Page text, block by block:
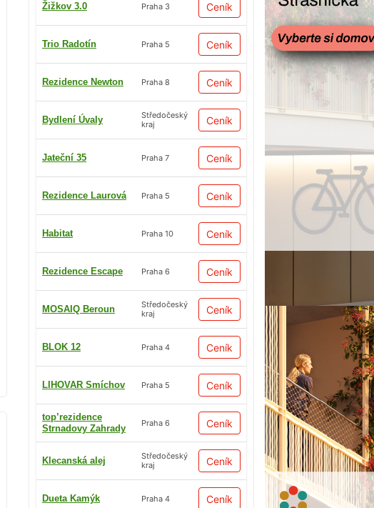
Žižkov 3.0 Praha 3 Ceník
Trio Radotín Praha 5 Ceník
Rezidence Newton Praha 8 Ceník
Bydlení Úvaly
Středočeský
kraj
Ceník
Jateční 35 Praha 7 Ceník
Rezidence Laurová Praha 5 Ceník
Habitat Praha 10 Ceník
Rezidence Escape Praha 6 Ceník
MOSAIQ Beroun
Středočeský
kraj
Ceník
BLOK 12 Praha 4 Ceník
LIHOVAR Smíchov Praha 5 Ceník
top’rezidence
Strnadovy Zahrady
Praha 6 Ceník
Klecanská alej
Středočeský
kraj
Ceník
Dueta Kamýk Praha 4 Ceník